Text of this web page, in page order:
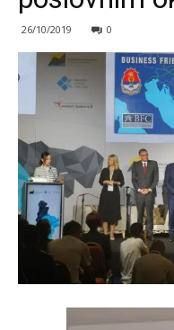
26/10/2019 0